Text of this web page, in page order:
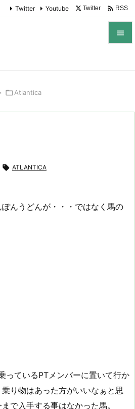

Twitter Youtube Twitter  RSS
Atlantica
 ATLANTICA
んうどんが・・・ではなく馬の
っているPTメンバーに置いて行か
り物はあった方がいいなぁと思
で入手する事はなかった馬。